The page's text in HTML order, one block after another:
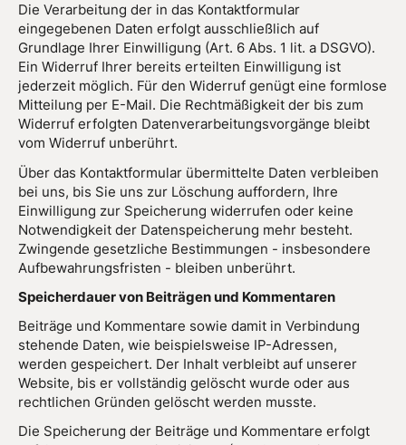
Die Verarbeitung der in das Kontaktformular
eingegebenen Daten erfolgt ausschließlich auf
Grundlage Ihrer Einwilligung (Art. 6 Abs. 1 lit. a DSGVO).
Ein Widerruf Ihrer bereits erteilten Einwilligung ist
jederzeit möglich. Für den Widerruf genügt eine formlose
Mitteilung per E-Mail. Die Rechtmäßigkeit der bis zum
Widerruf erfolgten Datenverarbeitungsvorgänge bleibt
vom Widerruf unberührt.
Über das Kontaktformular übermittelte Daten verbleiben
bei uns, bis Sie uns zur Löschung auffordern, Ihre
Einwilligung zur Speicherung widerrufen oder keine
Notwendigkeit der Datenspeicherung mehr besteht.
Zwingende gesetzliche Bestimmungen - insbesondere
Aufbewahrungsfristen - bleiben unberührt.
Speicherdauer von Beiträgen und Kommentaren
Beiträge und Kommentare sowie damit in Verbindung
stehende Daten, wie beispielsweise IP-Adressen,
werden gespeichert. Der Inhalt verbleibt auf unserer
Website, bis er vollständig gelöscht wurde oder aus
rechtlichen Gründen gelöscht werden musste.
Die Speicherung der Beiträge und Kommentare erfolgt